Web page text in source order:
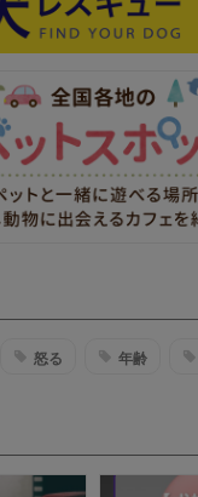
怒る 年齢